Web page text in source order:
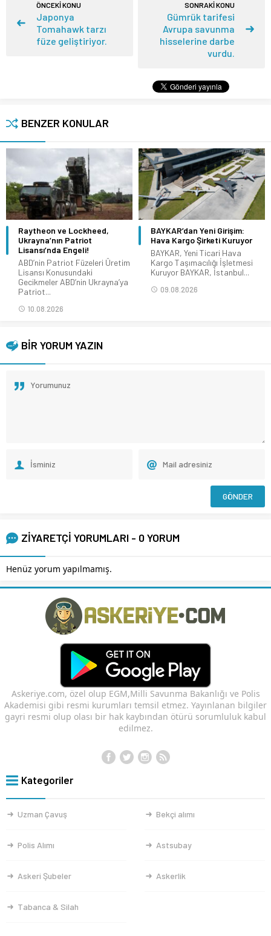
ÖNCEKİ KONU
Japonya
Tomahawk tarzı
füze geliştiriyor.
SONRAKİ KONU
Gümrük tarifesi
Avrupa savunma
hisselerine darbe
vurdu.
BENZER KONULAR
Raytheon ve Lockheed,
Ukrayna’nın Patriot
Lisansı’nda Engeli!
ABD’nin Patriot Füzeleri Üretim
Lisansı Konusundaki
Gecikmeler ABD’nin Ukrayna’ya
Patriot...
10.08.2026
BAYKAR’dan Yeni Girişim:
Hava Kargo Şirketi Kuruyor
BAYKAR, Yeni Ticari Hava
Kargo Taşımacılığı İşletmesi
Kuruyor BAYKAR, İstanbul...
09.08.2026
BİR YORUM YAZIN
ZİYARETÇİ YORUMLARI - 0 YORUM
Henüz yorum yapılmamış.
Askeriye.com, özel olup EGM,Milli Savunma Bakanlığı ve Polis
Akademisi gibi resmi kurumları temsil etmez. Yayınlanan bilgiler
gayri resmi olup olası bir hak kaybından ötürü sorumluluk kabul
edilmez.
Kategoriler
Uzman Çavuş Bekçi alımı
Polis Alımı Astsubay
Askeri Şubeler Askerlik
Tabanca & Silah